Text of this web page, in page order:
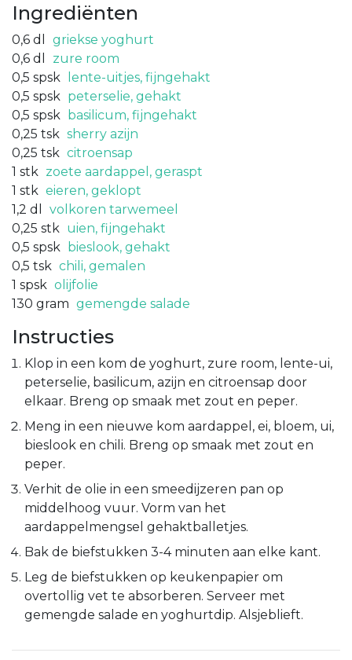
Ingrediënten
0,6 dl
griekse yoghurt
0,6 dl
zure room
0,5 spsk
lente-uitjes, fijngehakt
0,5 spsk peterselie, gehakt
0,5 spsk basilicum, fijngehakt
0,25 tsk sherry azijn
0,25 tsk citroensap
1 stk zoete aardappel, geraspt
1 stk eieren, geklopt
1,2 dl
volkoren tarwemeel
0,25 stk uien, fijngehakt
0,5 spsk bieslook, gehakt
0,5 tsk chili, gemalen
1 spsk olijfolie
130 gram gemengde salade
Instructies
Klop in een kom de yoghurt, zure room, lente-ui,
peterselie, basilicum, azijn en citroensap door
elkaar. Breng op smaak met zout en peper.
Meng in een nieuwe kom aardappel, ei, bloem, ui,
bieslook en chili. Breng op smaak met zout en
peper.
Verhit de olie in een smeedijzeren pan op
middelhoog vuur. Vorm van het
aardappelmengsel gehaktballetjes.
Bak de biefstukken 3-4 minuten aan elke kant.
Leg de biefstukken op keukenpapier om
overtollig vet te absorberen. Serveer met
gemengde salade en yoghurtdip. Alsjeblieft.